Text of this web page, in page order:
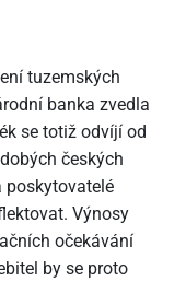
tuzemských
banka zvedla
se totiž odvíjí od
českých
poskytovatelé
Výnosy
očekávání
by se proto